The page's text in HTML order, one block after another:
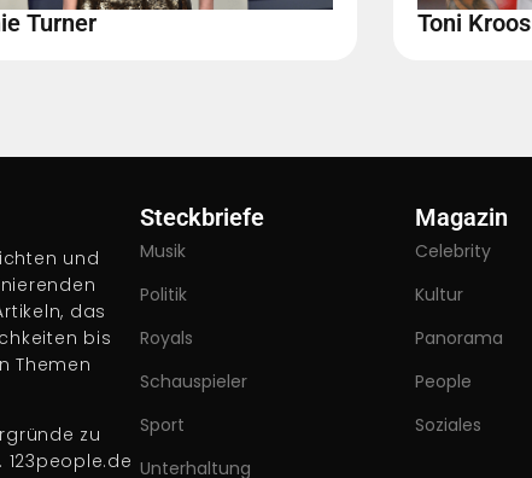
Turner Toni Kroos
und
das
bis
Themen
zu
Steckbriefe
Musik
Politik
Royals
Schauspieler
Sport
Unterhaltung
Magazin
Celebrity
Kultur
Panorama
People
Soziales